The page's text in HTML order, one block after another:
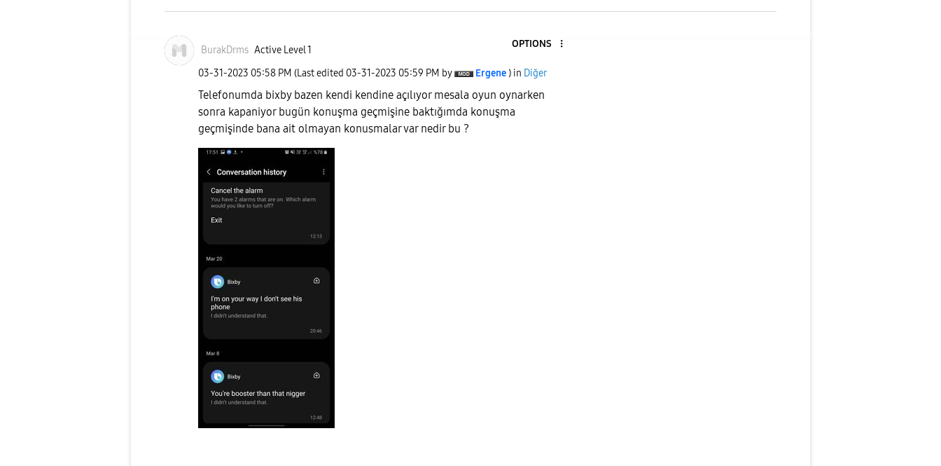
BurakDrms Active Level 1
OPTIONS
‎03-31-2023 05:58 PM (Last edited ‎03-31-2023 05:59 PM by Ergene ) in Diğer
Telefonumda bixby bazen kendi kendine açılıyor mesala oyun oynarken
sonra kapaniyor bugün konuşma geçmişine baktığımda konuşma
geçmişinde bana ait olmayan konusmalar var nedir bu ?